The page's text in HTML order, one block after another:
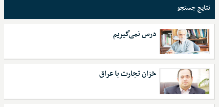
نتایج جستجو
درس نمی‌گیریم
خزان تجارت با عراق